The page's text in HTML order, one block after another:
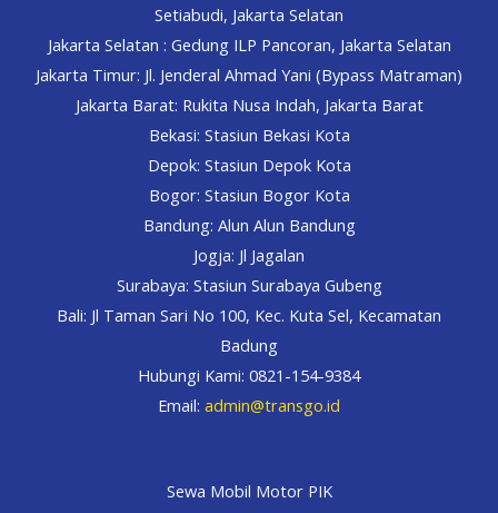
Setiabudi, Jakarta Selatan
Jakarta Selatan : Gedung ILP Pancoran, Jakarta Selatan
Jakarta Timur: Jl. Jenderal Ahmad Yani (Bypass Matraman)
Jakarta Barat: Rukita Nusa Indah, Jakarta Barat
Bekasi: Stasiun Bekasi Kota
Depok: Stasiun Depok Kota
Bogor: Stasiun Bogor Kota
Bandung: Alun Alun Bandung
Jogja: Jl Jagalan
Surabaya: Stasiun Surabaya Gubeng
Bali: Jl Taman Sari No 100, Kec. Kuta Sel, Kecamatan
Badung
Hubungi Kami: 0821-154-9384
Email: admin@transgo.id
Sewa Mobil Motor PIK